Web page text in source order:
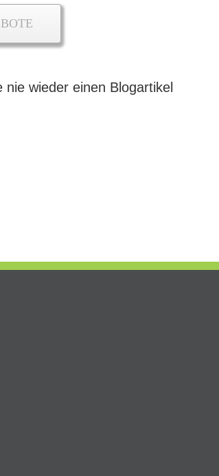
wieder einen Blogartikel